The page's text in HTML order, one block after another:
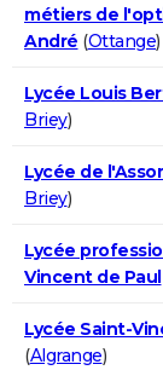
métiers de
André (Ottange)
Lycée Louis
Briey)
Lycée de
Briey)
Lycée
Vincent de Paul
Lycée Saint-
(Algrange)